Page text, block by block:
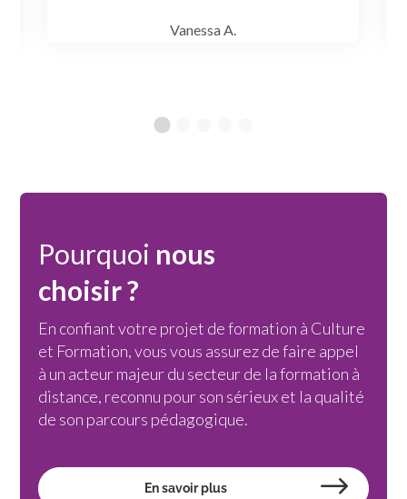
Vanessa A.
Pourquoi nous
choisir ?
En confiant votre projet de formation à Culture
et Formation, vous vous assurez de faire appel
à un acteur majeur du secteur de la formation à
distance, reconnu pour son sérieux et la qualité
de son parcours pédagogique.
En savoir plus